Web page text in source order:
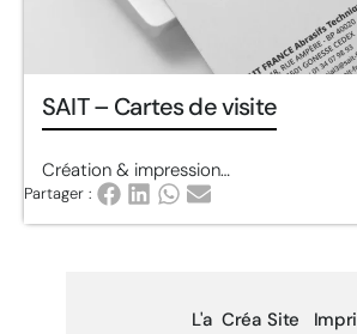
SAIT – Cartes de visite
Création & impression…
Partager :
L'a Créa Site
Impri